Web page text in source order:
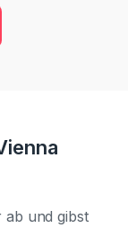
ab und gibst